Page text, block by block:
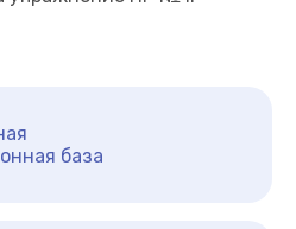
база